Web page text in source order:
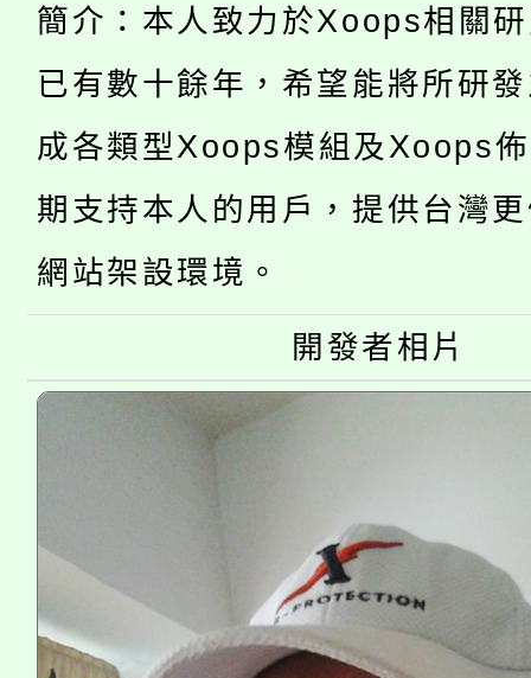
系所師生報名參加。
學籍身 分審查程序及
版
淨零綠領人才培育課程
公告本校115學年度第
代理(課)教師甄選結果(
「2026金融保險知識
車」活動
桃園市115學年度學生
生本土語及新住民語歌
公告本校115學年度第
代理(課)教師甄選結果
公告本校115學年度第
代理(課)教師甄選結果(
轉知中國文化大學推廣
《TA101》溝通分析基
程，歡迎學生輔導中心
心理、諮商輔導、社會
系所師生報名參加。
簡介：本人致力於Xoops相關
已有數十餘年，希望能將所研
成各類型Xoops模組及Xoops
期支持本人的用戶，提供台灣
網站架設環境。
開發者相片